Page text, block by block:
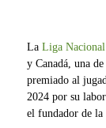
LaLiga
y Canadá, una
premiado al
2024 por su
el fundador de la